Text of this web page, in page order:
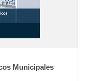
Municipales